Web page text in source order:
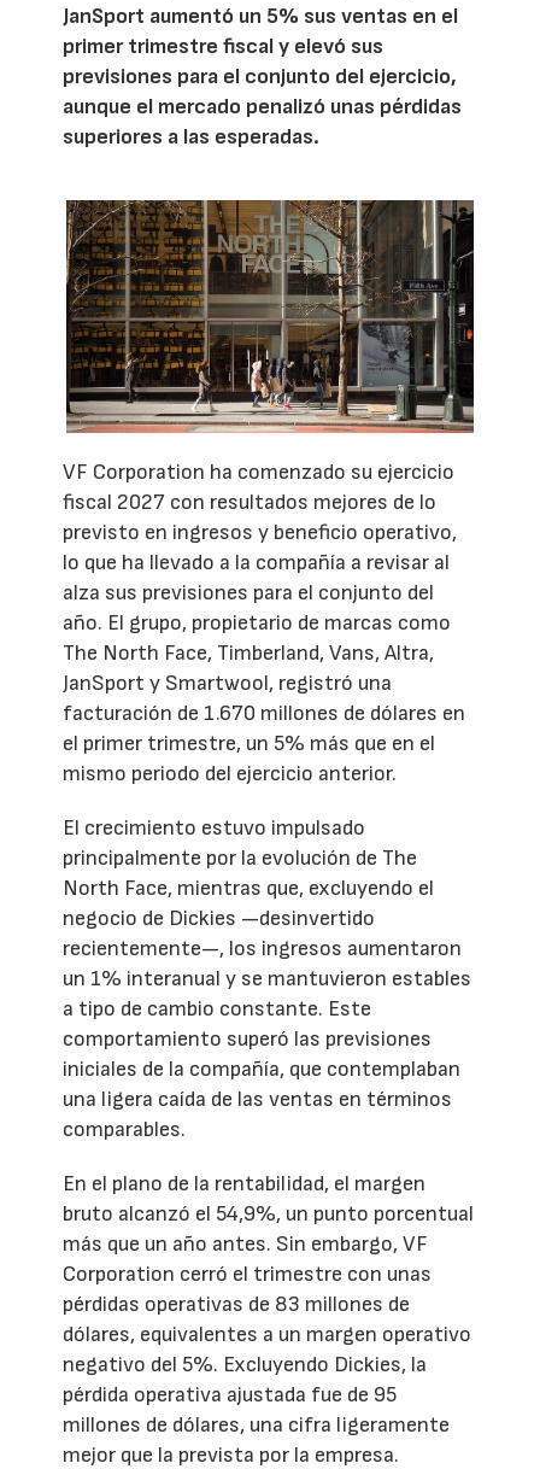
JanSport aumentó un 5% sus ventas en el
primer trimestre fiscal y elevó sus
previsiones para el conjunto del ejercicio,
aunque el mercado penalizó unas pérdidas
superiores a las esperadas.
VF Corporation ha comenzado su ejercicio
fiscal 2027 con resultados mejores de lo
previsto en ingresos y beneficio operativo,
lo que ha llevado a la compañía a revisar al
alza sus previsiones para el conjunto del
año. El grupo, propietario de marcas como
The North Face, Timberland, Vans, Altra,
JanSport y Smartwool, registró una
facturación de 1.670 millones de dólares en
el primer trimestre, un 5% más que en el
mismo periodo del ejercicio anterior.
El crecimiento estuvo impulsado
principalmente por la evolución de The
North Face, mientras que, excluyendo el
negocio de Dickies —desinvertido
recientemente—, los ingresos aumentaron
un 1% interanual y se mantuvieron estables
a tipo de cambio constante. Este
comportamiento superó las previsiones
iniciales de la compañía, que contemplaban
una ligera caída de las ventas en términos
comparables.
En el plano de la rentabilidad, el margen
bruto alcanzó el 54,9%, un punto porcentual
más que un año antes. Sin embargo, VF
Corporation cerró el trimestre con unas
pérdidas operativas de 83 millones de
dólares, equivalentes a un margen operativo
negativo del 5%. Excluyendo Dickies, la
pérdida operativa ajustada fue de 95
millones de dólares, una cifra ligeramente
mejor que la prevista por la empresa.